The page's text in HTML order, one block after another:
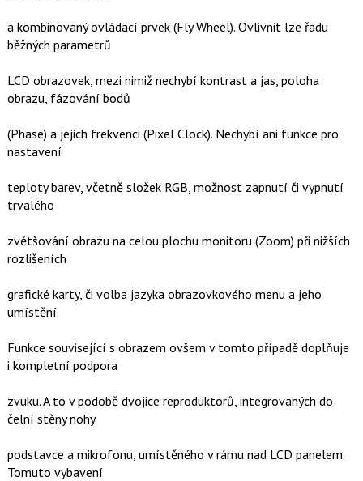
a kombinovaný ovládací prvek (Fly Wheel). Ovlivnit lze řadu
běžných parametrů
LCD obrazovek, mezi nimiž nechybí kontrast a jas, poloha
obrazu, fázování bodů
(Phase) a jejich frekvenci (Pixel Clock). Nechybí ani funkce pro
nastavení
teploty barev, včetně složek RGB, možnost zapnutí či vypnutí
trvalého
zvětšování obrazu na celou plochu monitoru (Zoom) při nižších
rozlišeních
grafické karty, či volba jazyka obrazovkového menu a jeho
umístění.
Funkce související s obrazem ovšem v tomto případě doplňuje
i kompletní podpora
zvuku. A to v podobě dvojice reproduktorů, integrovaných do
čelní stěny nohy
podstavce a mikrofonu, umístěného v rámu nad LCD panelem.
Tomuto vybavení